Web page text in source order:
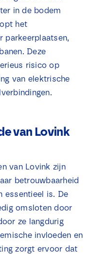
in de bodem
het
parkeerplaatsen,
Deze
risico op
van elektrische
van Lovink
van Lovink zijn
betrouwbaarheid
essentieel is. De
omsloten door
ze langdurig
invloeden en
zorgt ervoor dat